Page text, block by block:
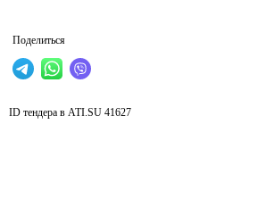
Поделиться
ID тендера в ATI.SU 41627